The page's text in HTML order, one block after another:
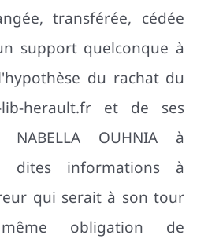
transférée, cédée
support quelconque à
du rachat du
lib-herault.fr et de ses
OUHNIA à
dites informations à
qui serait à son tour
obligation de